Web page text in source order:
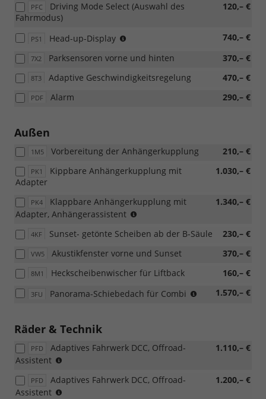
4x4)
PFC 120,– €
Driving Mode Select (Auswahl des
Fahrmodus)
PS1 740,– €
Head-up-Display
PAW/PAP
nicht
7X2 370,– €
Parksensoren vorne und hinten
8T3 470,– €
Adaptive Geschwindigkeitsregelung
PDF 290,– €
Alarm
Außen
1M5 210,– €
Vorbereitung der Anhängerkupplung
PK1 1.030,– €
Kippbare Anhängerkupplung mit
Adapter
PK4 1.340,– €
Klappbare Anhängerkupplung mit
Adapter, Anhängerassistent
mit
nur
möglich
PAW/PAP,
4KF 230,– €
Sunset- getönte Scheiben ab der B-Säule
VW5 370,– €
Akustikfenster vorne und Sunset
8M1 160,– €
Heckscheibenwischer für Liftback
3FU 1.570,– €
Panorama-Schiebedach für Combi
nicht
Räder & Technik
PFD 1.110,– €
Adaptives Fahrwerk DCC, Offroad-
Assistent
4x4)
PFD 1.200,– €
Adaptives Fahrwerk DCC, Offroad-
Assistent